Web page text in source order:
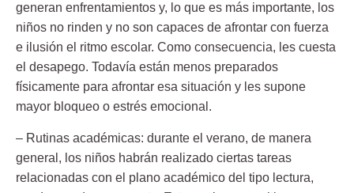
generan enfrentamientos y, lo que es más importante, los
niños no rinden y no son capaces de afrontar con fuerza
e ilusión el ritmo escolar. Como consecuencia, les cuesta
el desapego. Todavía están menos preparados
físicamente para afrontar esa situación y les supone
mayor bloqueo o estrés emocional.
– Rutinas académicas: durante el verano, de manera
general, los niños habrán realizado ciertas tareas
relacionadas con el plano académico del tipo lectura,